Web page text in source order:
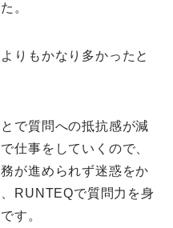
。
りもかなり多かったと
で質問への抵抗感が減
仕事をしていくので、
が進められず迷惑をか
RUNTEQで質問力を身
す。